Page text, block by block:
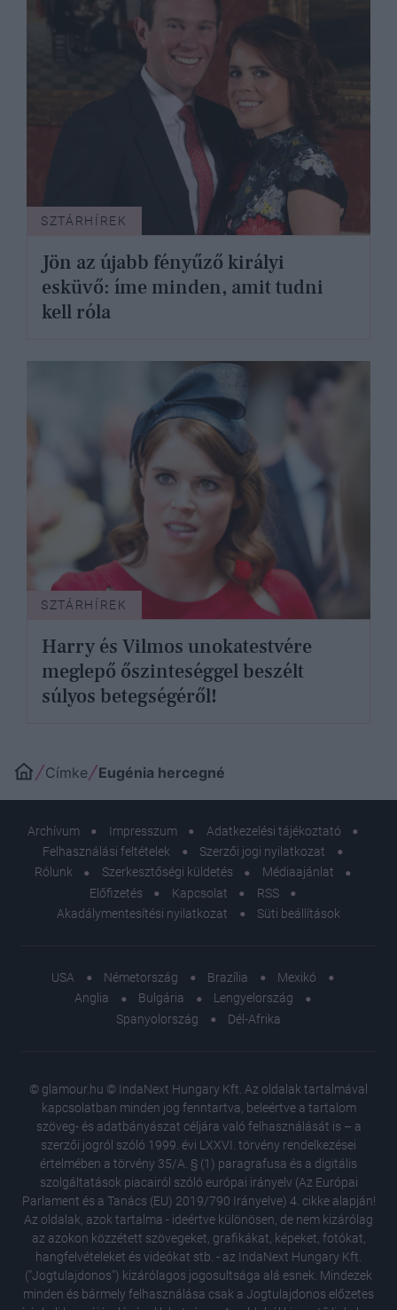
SZTÁRHÍREK
Jön az újabb fényűző királyi
esküvő: íme minden, amit tudni
kell róla
SZTÁRHÍREK
Harry és Vilmos unokatestvére
meglepő őszinteséggel beszélt
súlyos betegségéről!
Címke Eugénia hercegné
Archívum Impresszum
Adatkezelési tájékoztató
Felhasználási feltételek
Szerzői jogi nyilatkozat
Rólunk
Szerkesztőségi küldetés
Médiaajánlat
Előfizetés
Kapcsolat
RSS
Akadálymentesítési nyilatkozat
Süti beállítások
USA Németország Brazília
Mexikó
Anglia
Bulgária
Lengyelország
Spanyolország
Dél-Afrika
© glamour.hu © IndaNext Hungary Kft. Az oldalak tartalmával
kapcsolatban minden jog fenntartva, beleértve a tartalom
szöveg- és adatbányászat céljára való felhasználását is – a
szerzői jogról szóló 1999. évi LXXVI. törvény rendelkezései
értelmében a törvény 35/A. § (1) paragrafusa és a digitális
szolgáltatások piacairól szóló európai irányelv (Az Európai
Parlament és a Tanács (EU) 2019/790 Irányelve) 4. cikke alapján!
Az oldalak, azok tartalma - ideértve különösen, de nem kizárólag
az azokon közzétett szövegeket, grafikákat, képeket, fotókat,
hangfelvételeket és videókat stb. - az IndaNext Hungary Kft.
("Jogtulajdonos") kizárólagos jogosultsága alá esnek. Mindezek
minden és bármely felhasználása csak a Jogtulajdonos előzetes